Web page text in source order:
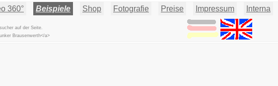
360° Beispiele Shop Fotografie Preise Impressum Interna
auf der Seite.
Brausenwerth</a>